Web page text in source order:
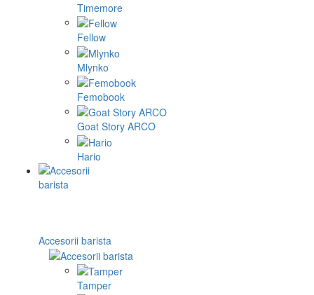
Timemore
Fellow
Mlynko
Femobook
Goat Story ARCO
Hario
Accesorii barista
Tamper